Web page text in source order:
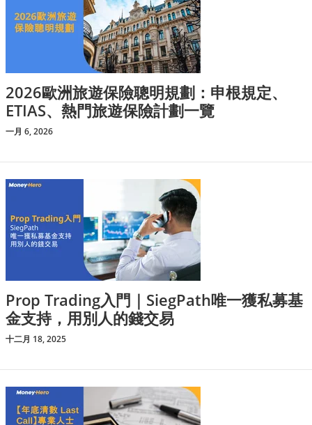
2026歐洲旅遊保險聰明規劃：申根規定、
ETIAS、熱門旅遊保險計劃一覽
一月 6, 2026
Prop Trading入門｜SiegPath唯一獲私募基
金支持，用別人的錢交易
十二月 18, 2025